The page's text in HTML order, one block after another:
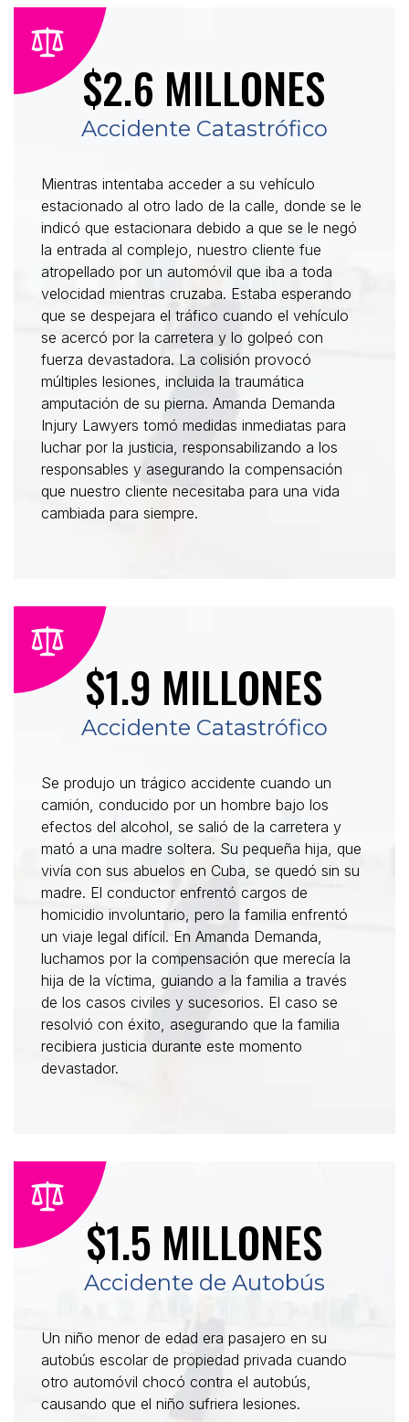
$2.6 MILLONES
Accidente Catastrófico
Mientras intentaba acceder a su vehículo
estacionado al otro lado de la calle, donde se le
indicó que estacionara debido a que se le negó
la entrada al complejo, nuestro cliente fue
atropellado por un automóvil que iba a toda
velocidad mientras cruzaba. Estaba esperando
que se despejara el tráfico cuando el vehículo
se acercó por la carretera y lo golpeó con
fuerza devastadora. La colisión provocó
múltiples lesiones, incluida la traumática
amputación de su pierna. Amanda Demanda
Injury Lawyers tomó medidas inmediatas para
luchar por la justicia, responsabilizando a los
responsables y asegurando la compensación
que nuestro cliente necesitaba para una vida
cambiada para siempre.
$1.9 MILLONES
Accidente Catastrófico
Se produjo un trágico accidente cuando un
camión, conducido por un hombre bajo los
efectos del alcohol, se salió de la carretera y
mató a una madre soltera. Su pequeña hija, que
vivía con sus abuelos en Cuba, se quedó sin su
madre. El conductor enfrentó cargos de
homicidio involuntario, pero la familia enfrentó
un viaje legal difícil. En Amanda Demanda,
luchamos por la compensación que merecía la
hija de la víctima, guiando a la familia a través
de los casos civiles y sucesorios. El caso se
resolvió con éxito, asegurando que la familia
recibiera justicia durante este momento
devastador.
$1.5 MILLONES
Accidente de Autobús
Un niño menor de edad era pasajero en su
autobús escolar de propiedad privada cuando
otro automóvil chocó contra el autobús,
causando que el niño sufriera lesiones.